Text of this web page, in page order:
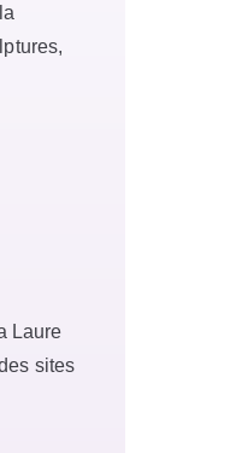
Laure
sites